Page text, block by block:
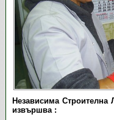
Независима
извършва :